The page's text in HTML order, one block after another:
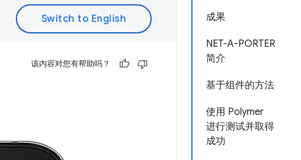
成果
NET-A-PORTER
简介
基于组件的方法
使用 Polymer
进行测试并取得
成功
该内容对您有帮助吗？